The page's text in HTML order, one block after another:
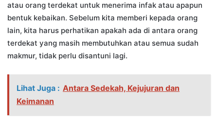
atau orang terdekat untuk menerima infak atau apapun
bentuk kebaikan. Sebelum kita memberi kepada orang
lain, kita harus perhatikan apakah ada di antara orang
terdekat yang masih membutuhkan atau semua sudah
makmur, tidak perlu disantuni lagi.
Lihat Juga : Antara Sedekah, Kejujuran dan
Keimanan